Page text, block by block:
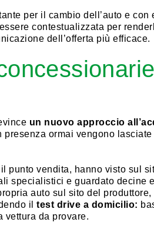
per il cambio dell’auto e
contestualizzata per
dell’offerta più efficace.
un nuovo approccio
ormai vengono
punto vendita, hanno visto sul
specialistici e guardato decine
auto sul sito del
il test drive a domicilio:
vettura da provare.